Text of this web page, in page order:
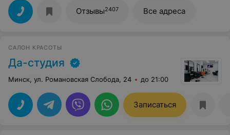
Отзывы2407 Все адреса
САЛОН КРАСОТЫ
Да-студия
Минск, ул. Романовская Слобода, 24 до 21:00
Записаться